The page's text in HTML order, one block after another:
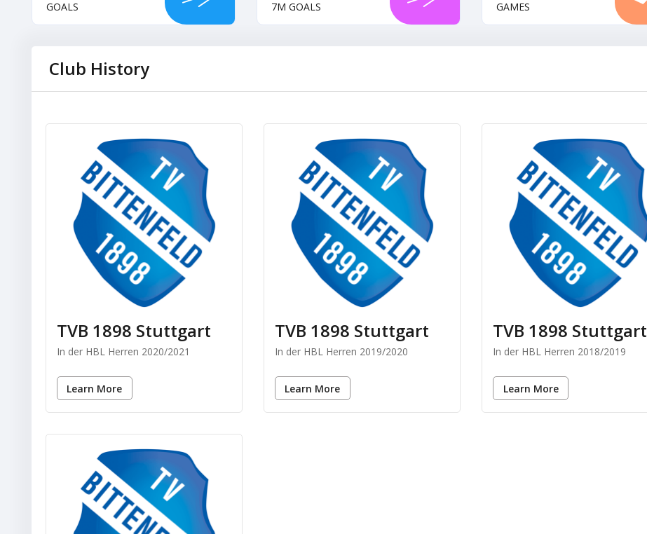
GOALS 7M GOALS GAMES
Club History
TVB 1898 Stuttgart
In der HBL Herren 2020/2021
Learn More
TVB 1898 Stuttgart
In der HBL Herren 2019/2020
Learn More
TVB 1898 Stuttgart
In der HBL Herren 2018/2019
Learn More